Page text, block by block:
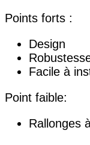
Points forts :
Design
Facile à
Point faible:
Rallonges